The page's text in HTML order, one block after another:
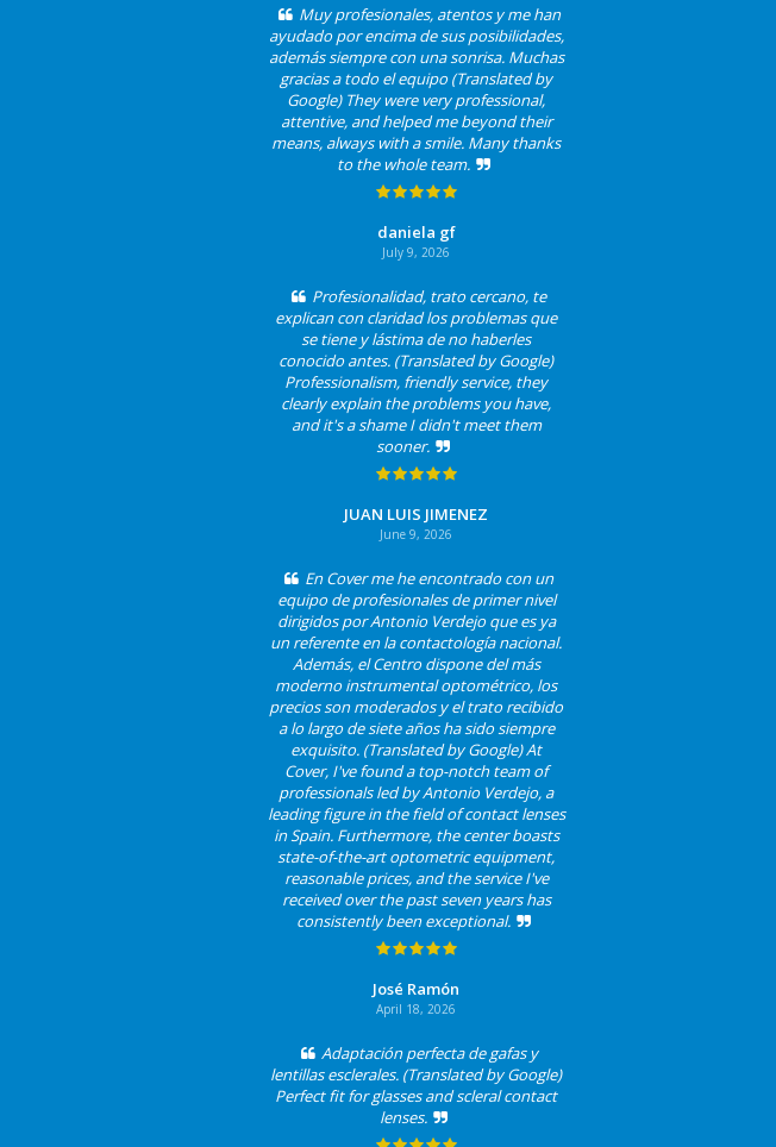
Muy profesionales, atentos y me han
ayudado por encima de sus posibilidades,
además siempre con una sonrisa. Muchas
gracias a todo el equipo (Translated by
Google) They were very professional,
attentive, and helped me beyond their
means, always with a smile. Many thanks
to the whole team.
daniela gf
July 9, 2026
Profesionalidad, trato cercano, te
explican con claridad los problemas que
se tiene y lástima de no haberles
conocido antes. (Translated by Google)
Professionalism, friendly service, they
clearly explain the problems you have,
and it's a shame I didn't meet them
sooner.
JUAN LUIS JIMENEZ
June 9, 2026
En Cover me he encontrado con un
equipo de profesionales de primer nivel
dirigidos por Antonio Verdejo que es ya
un referente en la contactología nacional.
Además, el Centro dispone del más
moderno instrumental optométrico, los
precios son moderados y el trato recibido
a lo largo de siete años ha sido siempre
exquisito. (Translated by Google) At
Cover, I've found a top-notch team of
professionals led by Antonio Verdejo, a
leading figure in the field of contact lenses
in Spain. Furthermore, the center boasts
state-of-the-art optometric equipment,
reasonable prices, and the service I've
received over the past seven years has
consistently been exceptional.
José Ramón
April 18, 2026
Adaptación perfecta de gafas y
lentillas esclerales. (Translated by Google)
Perfect fit for glasses and scleral contact
lenses.